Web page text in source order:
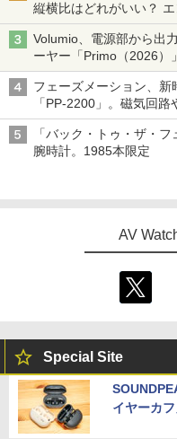
縦横比はどれがいい？
「Galaxy Z Fold」
Volumio、電源部から出
ーヤー「Primo（2026）」
フェーズメーション、
「PP-2200」。磁気回
「バック・トゥ・ザ・
腕時計。1985本限定
AV
Special Site
イヤーカ